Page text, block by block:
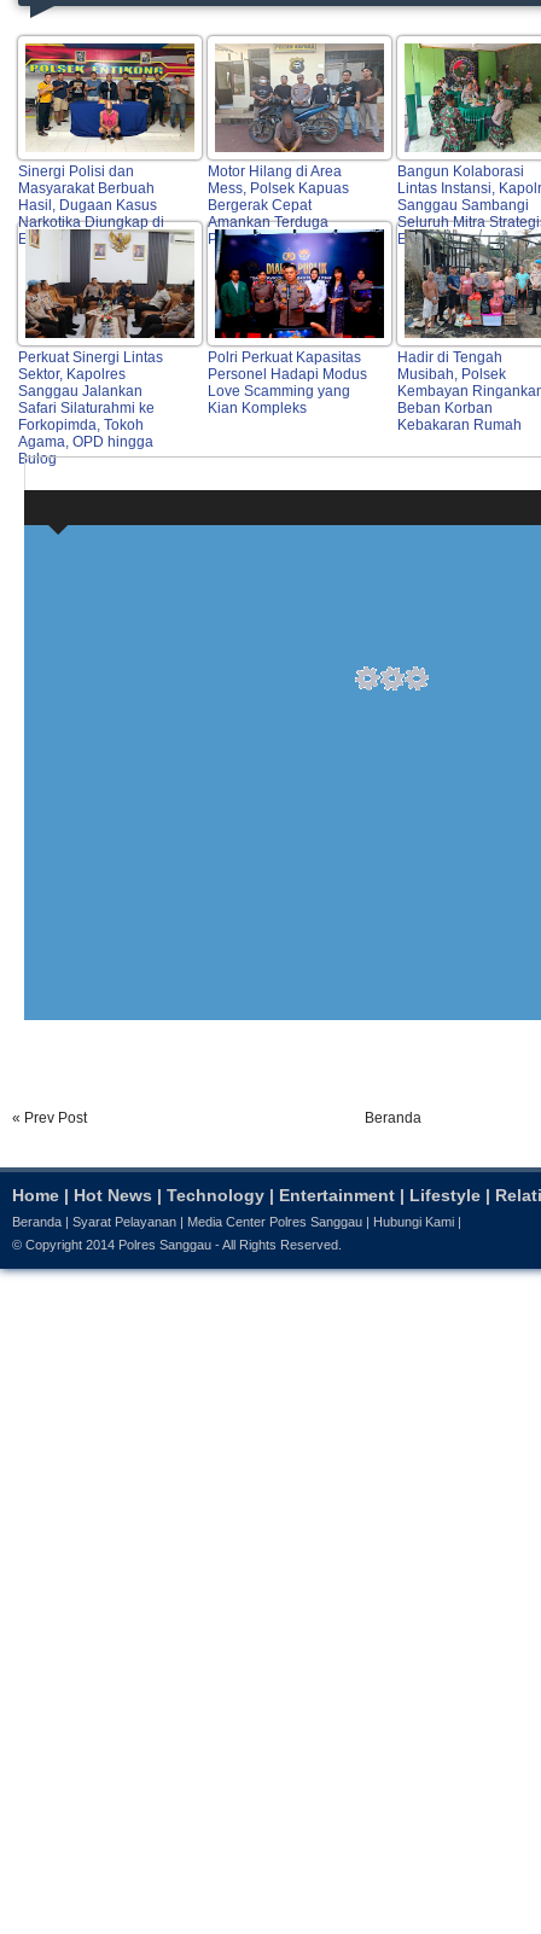
Sinergi Polisi dan
Masyarakat Berbuah
Hasil, Dugaan Kasus
Narkotika Diungkap di
Entikong
Motor Hilang di Area
Mess, Polsek Kapuas
Bergerak Cepat
Amankan Terduga
Pelaku
Bangun Kolaborasi
Lintas Instansi,
Sanggau Sambangi
Seluruh Mitra
Entikong
Perkuat Sinergi Lintas
Sektor, Kapolres
Sanggau Jalankan
Safari Silaturahmi ke
Forkopimda, Tokoh
Agama, OPD hingga
Bulog
Polri Perkuat Kapasitas
Personel Hadapi Modus
Love Scamming yang
Kian Kompleks
Hadir di Tengah
Musibah, Polsek
Kembayan
Beban Korban
Kebakaran Rumah
« Prev Post Beranda
Home | Hot News | Technology | Entertainment | Lifestyle |
Beranda Syarat Pelayanan Media Center Polres Sanggau Hubungi Kami
© Copyright 2014 Polres Sanggau - All Rights Reserved.